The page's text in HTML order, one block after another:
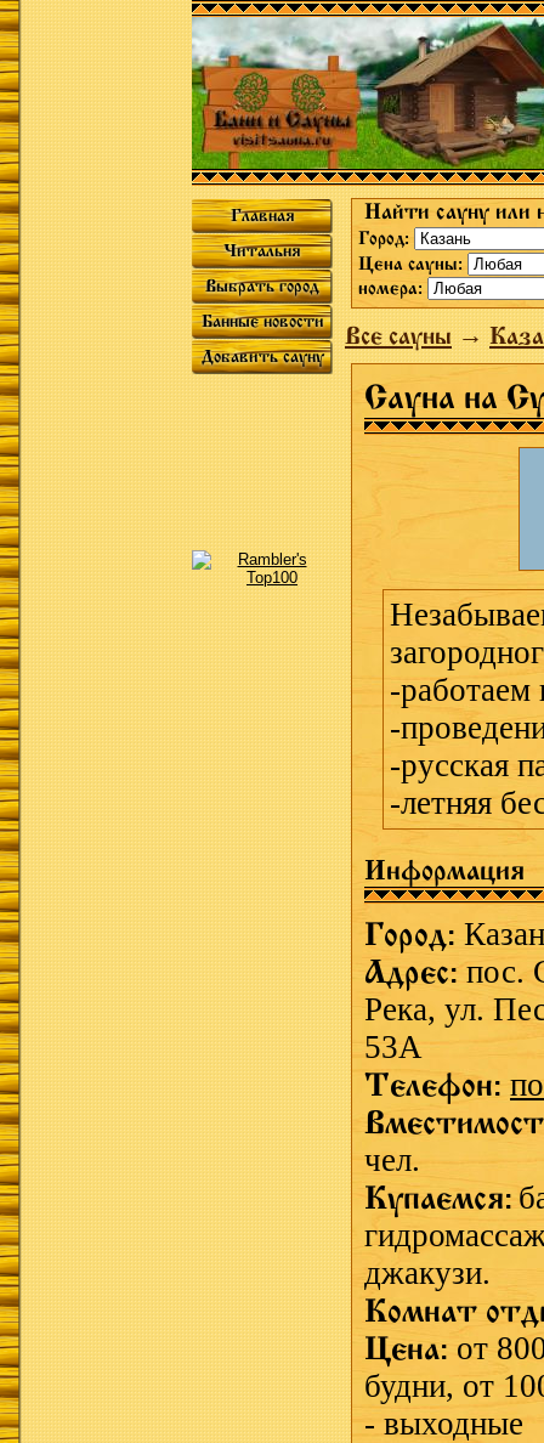
Главная
Читальня
Выбрать город
Банные новости
Добавить сауну
Найти сауну или
Город:
Цена сауны:
номера:
Все сауны→
Сауна на
-работаем
-
-русская
-летняя
Информация
Город:
Адрес:пос.
Река, ул.
53А
Телефон:
чел.
Купаемся:
джакузи.
Комнат
Цена: от
будни, от
- выходные